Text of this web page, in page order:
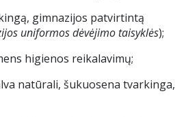
gimnazijos patvirtintą
uniformos dėvėjimo taisyklės);
higienos reikalavimų;
natūrali, šukuosena tvarkinga,